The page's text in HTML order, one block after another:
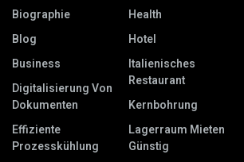
Biographie
Blog
Business
Digitalisierung Von
Dokumenten
Effiziente
Prozesskühlung
Health
Hotel
Italienisches
Restaurant
Kernbohrung
Lagerraum Mieten
Günstig